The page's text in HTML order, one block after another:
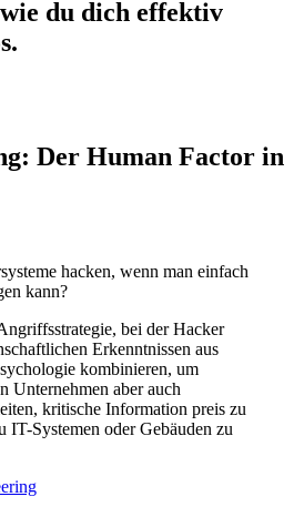
du dich effektiv
Der Human Factor in
hacken, wenn man einfach
kann?
bei der Hacker
Erkenntnissen aus
kombinieren, um
Unternehmen aber auch
kritische Information preis zu
IT-Systemen oder Gebäuden zu